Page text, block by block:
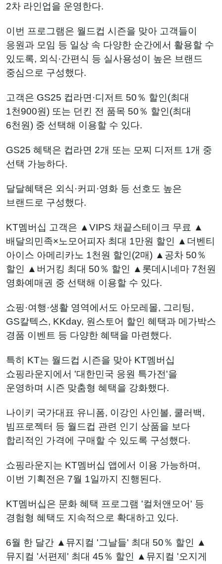
2차 라인업을 운영한다.
이번 프로그램은 월드컵 시즌을 맞아 고객들이
응원과 모임 등 일상 속 다양한 순간에서 활용할 수
있도록, 외식·간편식 등 실사용성이 높은 브랜드
중심으로 구성했다.
고객은 GS25 컵라면·디저트 50％ 할인(최대
1천900원) 또는 던킨 전 품목 50％ 할인(최대
6천원) 중 선택해 이용할 수 있다.
GS25 혜택은 컵라면 2개 또는 모찌 디저트 1개 중
선택 가능하다.
달달혜택은 외식·커피·영화 등 선호도 높은
브랜드로 구성했다.
KT멤버십 고객은 ▲VIPS 채끝스테이크 무료 ▲
배달의민족×노모어피자 최대 1만원 할인 ▲더벤티
아이스 아메리카노 1천원 할인(2매) ▲공차 50％
할인 ▲버거킹 최대 50％ 할인 ▲롯데시네마 7천원
영화예매권 중 선택해 이용할 수 있다.
쇼핑·여행·생활 영역에서도 아모레몰, 그리팅,
GS칼텍스, KKday, 원스토어 할인 혜택과 메가박스
경품 이벤트 등 다양한 혜택을 마련했다.
특히 KT는 월드컵 시즌을 맞아 KT멤버십
쇼핑라운지에서 '대한민국 응원 특가전'을
운영하며 시즌 맞춤형 혜택을 강화했다.
나이키 국가대표 유니폼, 이강인 사인볼, 쿨러백,
빔프로젝터 등 월드컵 관련 인기 상품을 보다
합리적인 가격에 구매할 수 있도록 구성했다.
쇼핑라운지는 KT멤버십 앱에서 이용 가능하며,
이번 기획전은 7월 1일까지 진행된다.
KT멤버십은 문화 혜택 프로그램 '컬처앤모어' 등
경험형 혜택도 지속적으로 확대하고 있다.
6월 한 달간 ▲뮤지컬 '그날들' 최대 50％ 할인 ▲
뮤지컬 '서편제' 최대 45％ 할인 ▲뮤지컬 '오지게